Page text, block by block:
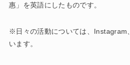
惠」を英語にしたものです。
※日々の活動については、Instagram
います。